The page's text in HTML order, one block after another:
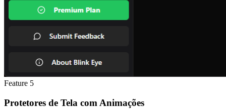
Feature 5
Protetores de Tela com Animações